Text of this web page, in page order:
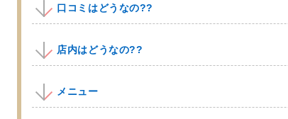
口コミはどうなの??
店内はどうなの??
メニュー